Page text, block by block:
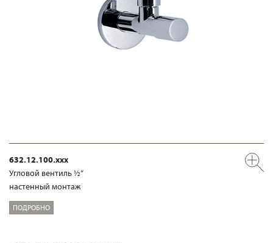
632.12.100.xxx
Угловой вентиль ½“
настенный монтаж
ПОДРОБНО